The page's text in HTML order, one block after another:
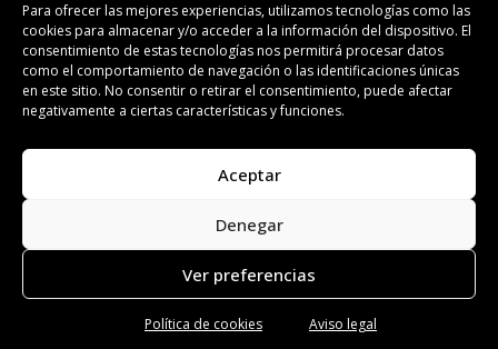
Para ofrecer las mejores experiencias, utilizamos tecnologías como las
cookies para almacenar y/o acceder a la información del dispositivo. El
consentimiento de estas tecnologías nos permitirá procesar datos
como el comportamiento de navegación o las identificaciones únicas
en este sitio. No consentir o retirar el consentimiento, puede afectar
negativamente a ciertas características y funciones.
Aceptar
Denegar
Ver preferencias
Política de cookies Aviso legal
CONTACTO REDACCIÓN PUBLICIDAD
ISSN 2385-4839 DL B 27443-2014
Todos los derechos reservados. Copyright 2008-2024.
Barcelona Fashion Press®/™ es una marca registrada.
Política de privacidad Política de cookies